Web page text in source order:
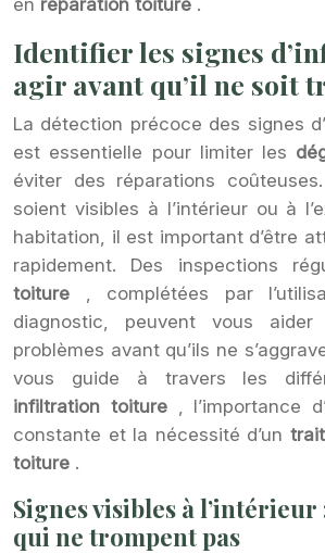
Identifier les signes
agir avant qu’il ne soit
La détection précoce des signes d’
est essentielle pour limiter les
éviter des réparations
soient visibles à l’intérieur ou à
habitation, il est important d’être
rapidement. Des inspections
toiture
, complétées par
diagnostic, peuvent vous
problèmes avant qu’ils ne
vous guide à travers les
infiltration toiture
, l’importance
constante et la nécessité d’un
toiture .
Signes visibles à l’intérieur
qui ne trompent pas